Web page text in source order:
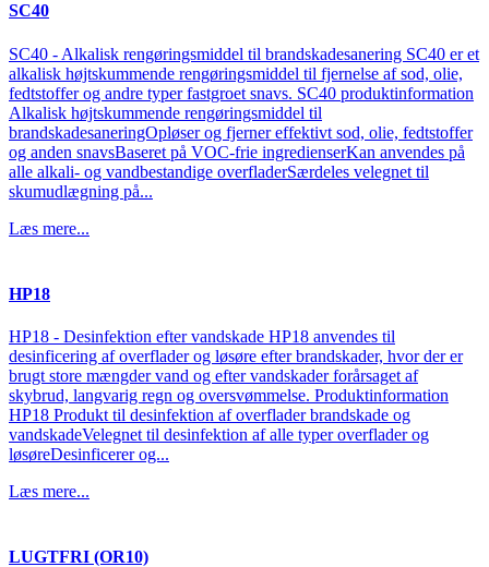
SC40
SC40 - Alkalisk rengøringsmiddel til brandskadesanering SC40 er et
alkalisk højtskummende rengøringsmiddel til fjernelse af sod, olie,
fedtstoffer og andre typer fastgroet snavs. SC40 produktinformation
Alkalisk højtskummende rengøringsmiddel til
brandskadesaneringOpløser og fjerner effektivt sod, olie, fedtstoffer
og anden snavsBaseret på VOC-frie ingredienserKan anvendes på
alle alkali- og vandbestandige overfladerSærdeles velegnet til
skumudlægning på...
Læs mere...
HP18
HP18 - Desinfektion efter vandskade HP18 anvendes til
desinficering af overflader og løsøre efter brandskader, hvor der er
brugt store mængder vand og efter vandskader forårsaget af
skybrud, langvarig regn og oversvømmelse. Produktinformation
HP18 Produkt til desinfektion af overflader brandskade og
vandskadeVelegnet til desinfektion af alle typer overflader og
løsøreDesinficerer og...
Læs mere...
LUGTFRI (OR10)